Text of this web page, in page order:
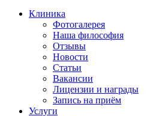
Клиника
Фотогалерея
Наша философия
Отзывы
Новости
Статьи
Вакансии
Лицензии и награды
Запись на приём
Услуги